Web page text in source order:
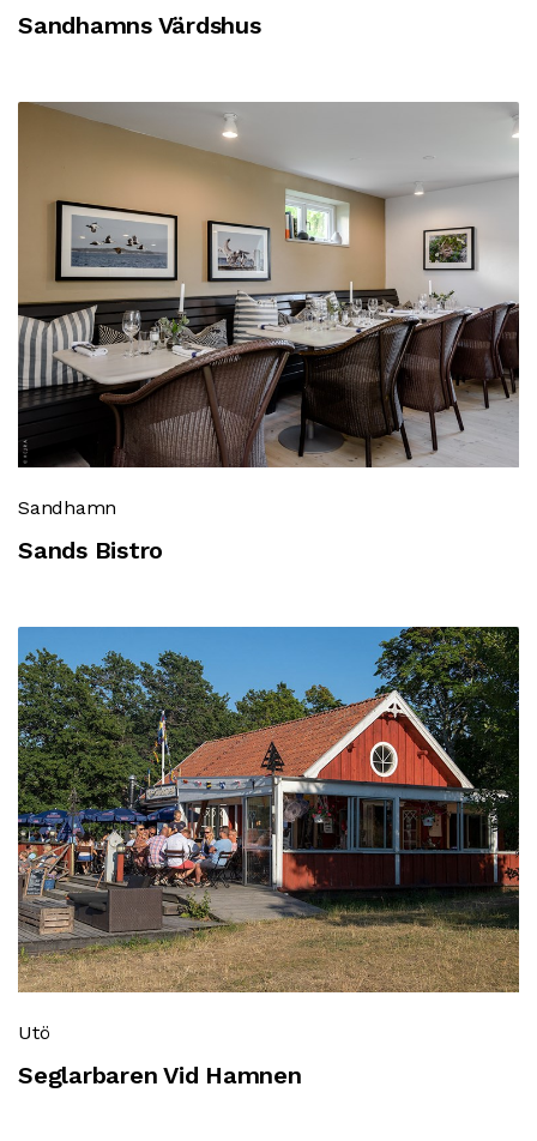
Sandhamns Värdshus
Sandhamn
Sands Bistro
Utö
Seglarbaren Vid Hamnen